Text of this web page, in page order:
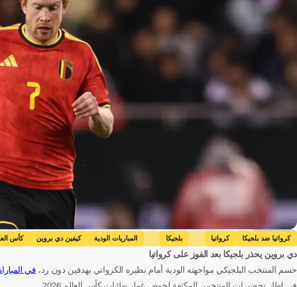
Getty Images
كرواتيا ضد بلجيكا كرواتيا بلجيكا المباريات الودية كيفين دي بروين كأس
دي بروين يحذر بلجيكا بعد الفوز على كرواتيا
حسم المنتخب البلجيكي مواجهته الودية أمام نظيره الكرواتي بهدفين دون رد، في